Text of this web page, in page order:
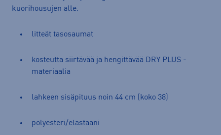
kuorihousujen alle.
litteät tasosaumat
kosteutta siirtävää ja hengittävää DRY PLUS -
materiaalia
lahkeen sisäpituus noin 44 cm (koko 38)
polyesteri/elastaani